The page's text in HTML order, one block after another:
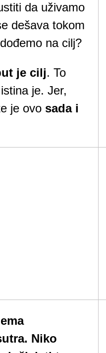
da uživamo
dešava tokom
na cilj?
je cilj. To
je. Jer,
je ovo sada i
Niko